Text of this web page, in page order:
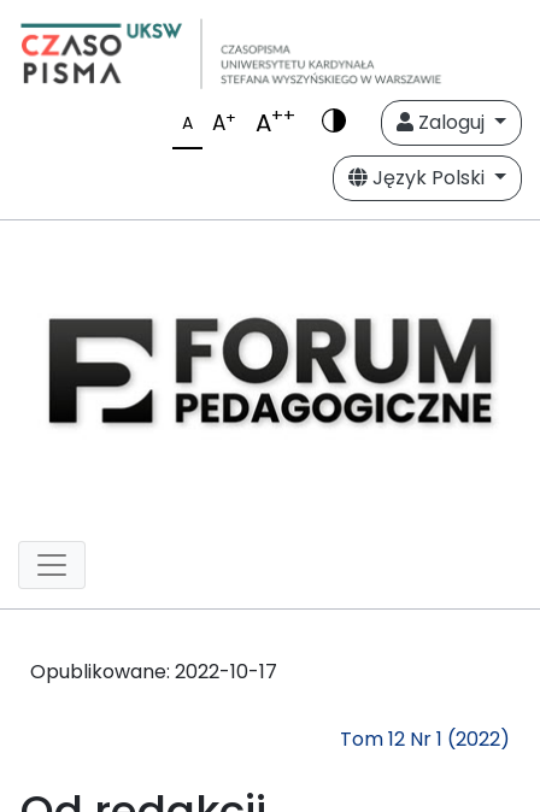
A A+ A++
Zaloguj
Język Polski
Opublikowane: 2022-10-17
Tom 12 Nr 1 (2022)